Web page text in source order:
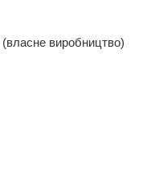
(власне виробництво)